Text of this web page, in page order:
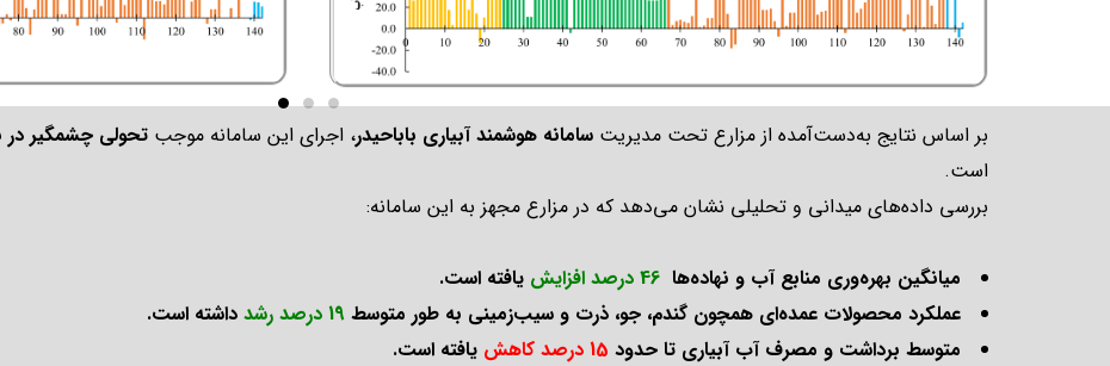
بر اساس نتایج به‌دست‌آمده از مزارع تحت مدیریت سامانه هوشمند آبیاری باباحیدر، اجرای این سامانه موجب تحولی چشمگیر در
است.
بررسی داده‌های میدانی و تحلیلی نشان می‌دهد که در مزارع مجهز به این سامانه:
میانگین بهره‌وری منابع آب و نهاده‌ها 46 درصد افزایش
یافته است.
عملکرد محصولات عمده‌ای همچون گندم، جو، ذرت و سیب‌زمینی به طور متوسط 19 درصد رشد
داشته است.
متوسط برداشت و مصرف آب آبیاری تا حدود
یافته است.